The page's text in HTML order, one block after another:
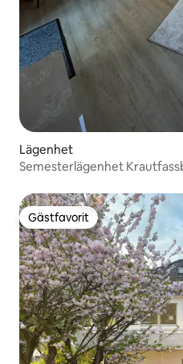
Lägenhet
Semesterlägenhet
Gästfavorit
Gästfavorit